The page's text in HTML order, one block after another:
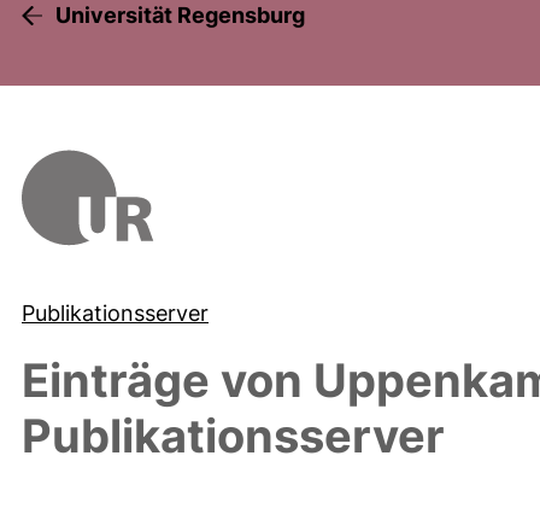
Universität Regensburg
Publikationsserver
Einträge von
Publikationsserver